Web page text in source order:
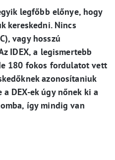
legfőbb előnye, hogy
kereskedni. Nincs
vagy hosszú
IDEX, a legismertebb
180 fokos fordulatot vett
azonosítaniuk
DEX-ek úgy nőnek ki a
így mindig van